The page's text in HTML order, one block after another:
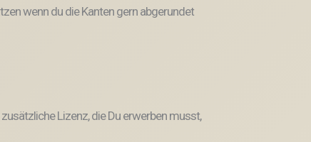
wenn du die Kanten gern abgerundet
zusätzliche Lizenz, die Du erwerben musst,